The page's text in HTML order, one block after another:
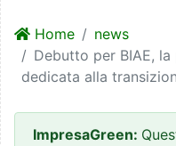
Home
news
Debutto per BIAE,
dedicata alla
ImpresaGreen: